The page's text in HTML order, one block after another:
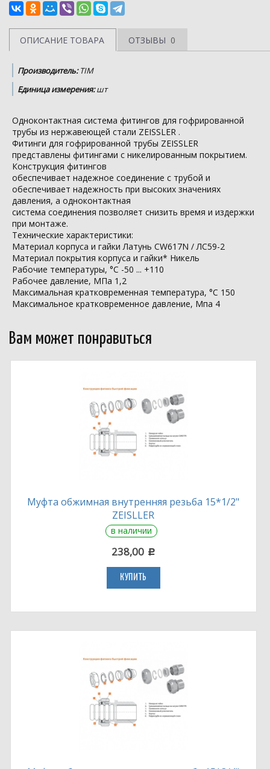
ОПИСАНИЕ ТОВАРА ОТЗЫВЫ 0
Производитель:TIM
Единица измерения:шт
Одноконтактная система фитингов для гофрированной
трубы из нержавеющей стали ZEISSLER .
Фитинги для гофрированной трубы ZEISSLER
представлены фитингами с никелированным покрытием.
Конструкция фитингов
обеспечивает надежное соединение с трубой и
обеспечивает надежность при высоких значениях
давления, а одноконтактная
система соединения позволяет снизить время и издержки
при монтаже.
Технические характеристики:
Материал корпуса и гайки Латунь CW617N / ЛС59-2
Материал покрытия корпуса и гайки* Никель
Рабочие температуры, °С -50 ... +110
Рабочее давление, МПа 1,2
Максимальная кратковременная температура, °С 150
Максимальное кратковременное давление, Мпа 4
Вам может понравиться
Муфта обжимная внутренняя резьба 15*1/2"
ZEISLLER
в наличии
238,00 c
КУПИТЬ